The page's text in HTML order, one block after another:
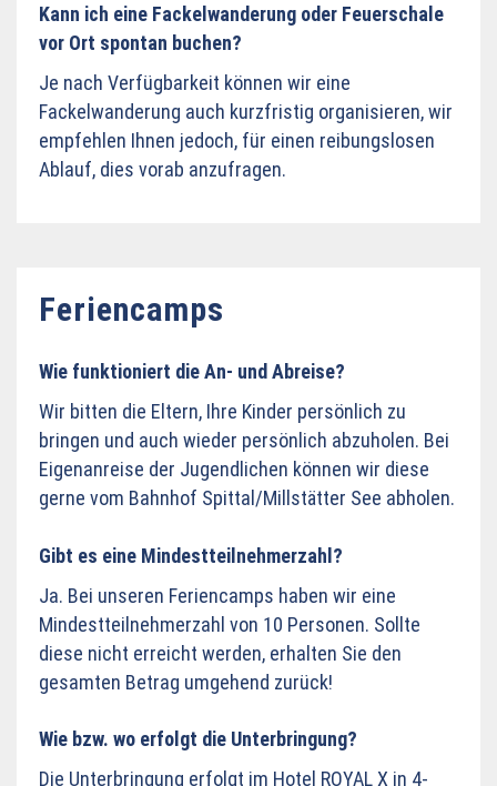
Kann ich eine Fackelwanderung oder Feuerschale
vor Ort spontan buchen?
Je nach Verfügbarkeit können wir eine
Fackelwanderung auch kurzfristig organisieren, wir
empfehlen Ihnen jedoch, für einen reibungslosen
Ablauf, dies vorab anzufragen.
Feriencamps
Wie funktioniert die An- und Abreise?
Wir bitten die Eltern, Ihre Kinder persönlich zu
bringen und auch wieder persönlich abzuholen. Bei
Eigenanreise der Jugendlichen können wir diese
gerne vom Bahnhof Spittal/Millstätter See abholen.
Gibt es eine Mindestteilnehmerzahl?
Ja. Bei unseren Feriencamps haben wir eine
Mindestteilnehmerzahl von 10 Personen. Sollte
diese nicht erreicht werden, erhalten Sie den
gesamten Betrag umgehend zurück!
Wie bzw. wo erfolgt die Unterbringung?
Die Unterbringung erfolgt im Hotel ROYAL X in 4-